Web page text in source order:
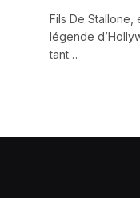
Fils De
légende
tant…